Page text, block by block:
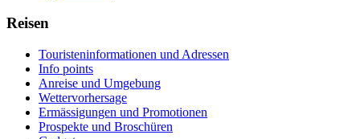
Reisen
Touristeninformationen und Adressen
Info points
Anreise und Umgebung
Wettervorhersage
Ermässigungen und Promotionen
Prospekte und Broschüren